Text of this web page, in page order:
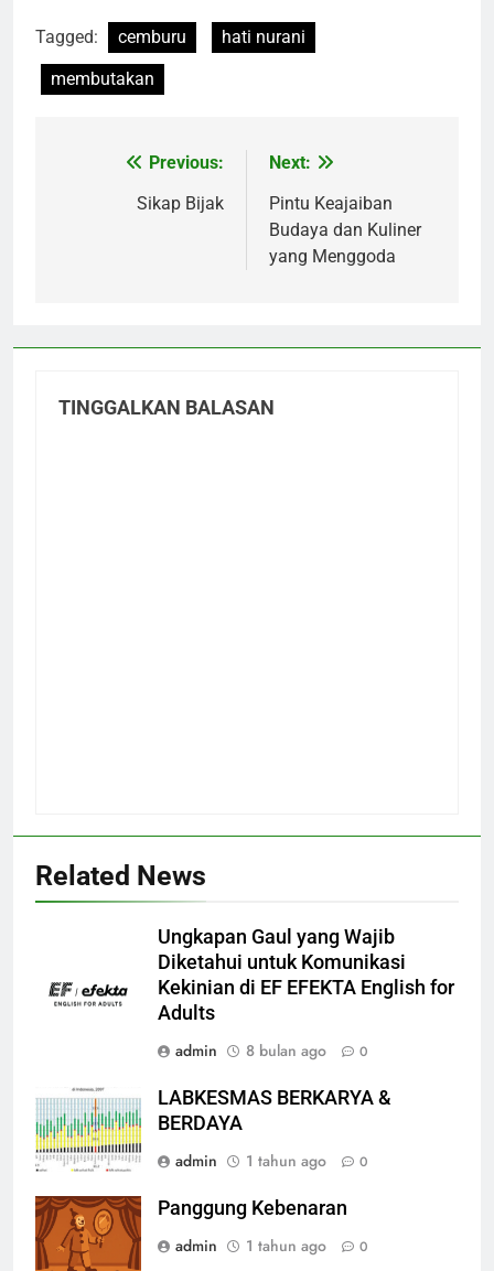
Tagged: cemburu
hati nurani
membutakan
NavigasiPrevious:
Sikap Bijak
Next:
Pintu Keajaiban
Budaya dan Kuliner
yang Menggoda
TINGGALKAN BALASAN
Related News
Ungkapan Gaul yang Wajib
Diketahui untuk Komunikasi
Kekinian di EF EFEKTA English for
Adults
admin
8 bulan ago 0
LABKESMAS BERKARYA &
BERDAYA
admin
1 tahun ago 0
Panggung Kebenaran
admin
1 tahun ago 0